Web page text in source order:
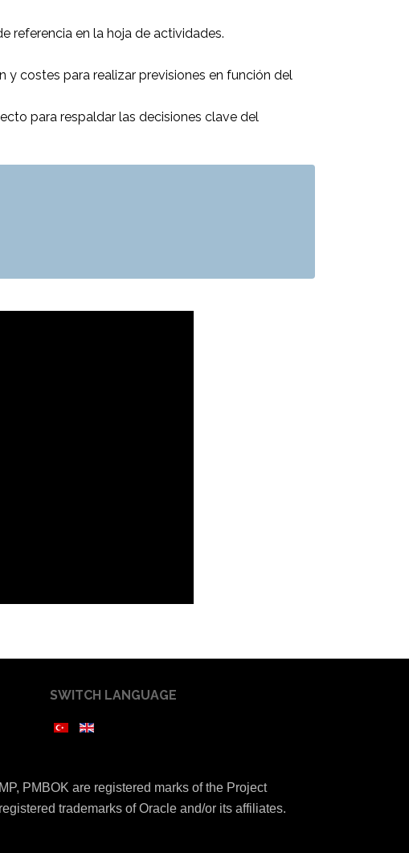
referencia en la hoja de actividades.
costes para realizar previsiones en función del
para respaldar las decisiones clave del
SWITCH LANGUAGE
PMBOK are registered marks of the Project
trademarks of Oracle and/or its affiliates.